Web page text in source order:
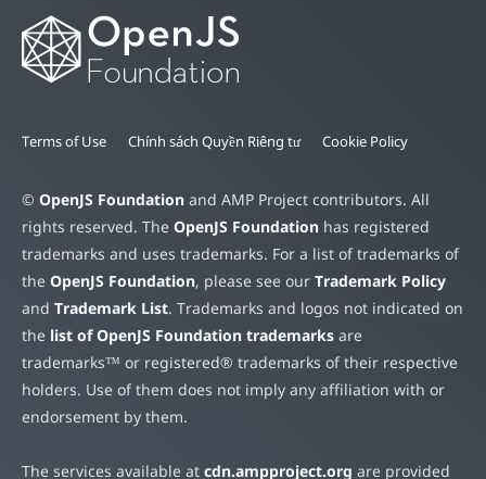
Terms of Use Chính sách Quyền Riêng tư Cookie Policy
© OpenJS Foundation and AMP Project contributors. All
rights reserved. The OpenJS Foundation has registered
trademarks and uses trademarks. For a list of trademarks of
the OpenJS Foundation, please see our Trademark Policy
and Trademark List. Trademarks and logos not indicated on
the list of OpenJS Foundation trademarks are
trademarks™ or registered® trademarks of their respective
holders. Use of them does not imply any affiliation with or
endorsement by them.
The services available at cdn.ampproject.org are provided